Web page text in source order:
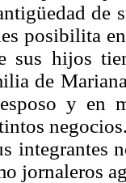
posibilita
sus hijos
de
y en
integrantes
jornaleros